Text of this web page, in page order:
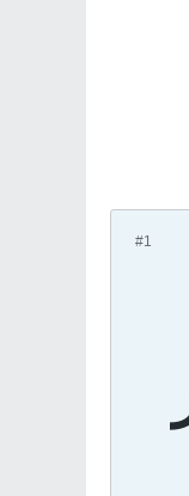
#1